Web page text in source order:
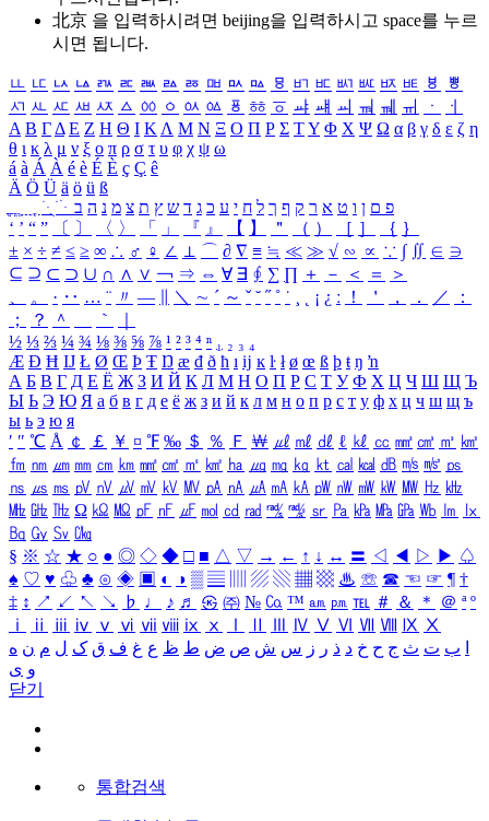
北京 을 입력하시려면 beijing을 입력하시고 space를 누르
시면 됩니다.
ㅥ ㅦ ㅧ ㅨ ㅩ ㅪ ㅫ ㅬ ㅭ ㅮ ㅯ ㅰ ㅱ ㅲ ㅳ ㅴ ㅵ ㅶ ㅷ ㅸ
ㅹ
ㅺ ㅻ ㅼ ㅽ ㅾ ㅿ ㆀ ㆁ ㆂ ㆃ ㆄ ㆅ ㆆ ㆇ ㆈ ㆉ ㆊ ㆋ ㆌ ㆍ
ㆎ
Α Β ΓΔ Ε Ζ Η Θ Ι ΚΛ Μ Ν Ξ Ο Π Ρ Σ ΤΥ Φ Χ Ψ Ω α β γ δ ε ζ η
θ ι κ λ μ ν ξ ο π ρ σ τ υ φ χ ψ ω
á à Á À é è É È ç Ç ê
Ä Ö Ü ä ö ü ß
ִֶֹ ֻּ ׁׂ פ ם ן ו ט א ר ק ף ך ל ח י ע כ ג ד ש ץ ת צ מ נ ה ב
‘ ’ “ ” 〔 〕 〈 〉 「 」 『 』 【 】 ＂ （ ） ［ ］ ｛ ｝
± × ÷ ≠ ≤ ≥ ∞ ∴ ♂ ♀ ∠ ⊥ ⌒ ∂ ∇ ≡ ≒ ≪ ≫ √ ∽ ∝ ∵ ∫ ∬ ∈ ∋
⊆ ⊇ ⊂ ⊃ ∪ ∩ ∧ ∨ ￢ ⇒ ⇔ ∀ ∃ ∮ ∑ ∏ ＋ － ＜ ＝
＞
、
。 · ‥ … ¨ 〃 ― ＼ ∼ ´ ～ ˇ ˘ ˝ ˚ ˙ ¸ ¡ ¿ ː ！ ＇ ， ． ／
：
；
？ ＾ ｀
½ ⅓ ⅔ ¼ ¾ ⅛ ⅜ ⅝ ⅞ ¹ ² ³ ⁴ ⁿ ₁ ₂ ₃ ₄
Æ Ð Ħ Ĳ Ł Ø Œ Þ Ŧ Ŋ æ đ ð ħ ı ĳ ĸ ŀ ł ø œ ß þ ŧ ŋ ŉ
А Б В Г Д Е Ё Ж З И Й К Л М Н О П Р С Т У Ф Х Ц Ч Ш Щ Ъ
Ы Ь Э Ю Я а б в г д е ё ж з и й к л м н о п р с т у ф х ц ч ш щ ъ
ы ь э ю я
′ ″ ℃ Å ￠ ￡ ￥ ¤ ℉ ‰ ＄ ％ Ｆ ￦ ㎕ ㎖ ㎗ ℓ ㎘ ㏄ ㎣ ㎤ ㎥ ㎦
㎙ ㎚ ㎛ ㎜ ㎝ ㎞ ㎟ ㎠ ㎡ ㎢ ㏊ ㎍ ㎎ ㎏ ㏏ ㎈ ㎉ ㏈ ㎧ ㎨ ㎰
㎱ ㎲ ㎳ ㎴ ㎵ ㎶ ㎷ ㎸ ㎹ ㎀ ㎁ ㎂ ㎃ ㎄ ㎺ ㎻ ㎽ ㎾ ㎿ ㎐ ㎑
㎒ ㎓ ㎔ Ω ㏀ ㏁ ㎊ ㎋ ㎌ ㏖ ㏅ ㎭ ㎮ ㎯ ㏛ ㎩ ㎪ ㎫ ㎬ ㏝ ㏐
㏓
㏃ ㏉ ㏜ ㏆
§ ※ ☆ ★ ○ ● ◎ ◇ ◆ □ ■ △ ▽ → ← ↑ ↓ ↔ 〓 ◁ ◀ ▷ ▶ ♤
♠ ♡ ♥ ♧ ♣ ⊙ ◈ ▣ ◐ ◑ ▒ ▤ ▨ ▧ ▦ ▩ ♨ ☏ ☎ ☜ ☞ ¶ †
‡ ↕ ↗ ↙ ↖ ↘ ♭ ♩ ♪ ♬ ㉿ ㈜ № ㏇ ™ ㏂ ㏘ ℡ ＃ ＆ ＊ ＠ ª º
ⅰ
ⅱ ⅲ ⅳ ⅴ ⅵ ⅶ ⅷ ⅸ ⅹ Ⅳ Ⅴ Ⅵ Ⅶ Ⅷ Ⅸ Ⅹ
ب ت ث ج ح خ د ذ ر ز س ش ص ض ط ظ ع غ ف ق ک ل م ن ه
و ی
닫기
통합검색